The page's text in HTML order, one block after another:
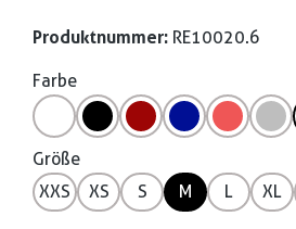
Produktnummer: RE10020.6
Farbe
Größe
XXS
XS S M L XL